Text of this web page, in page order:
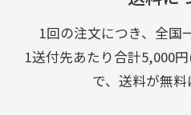
1回の注文につき、全国
1送付先あたり合計5,000
で、送料が無料